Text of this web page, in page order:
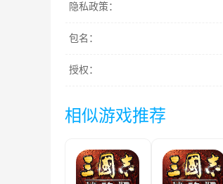
隐私政策：
包名：
授权：
相似游戏推荐